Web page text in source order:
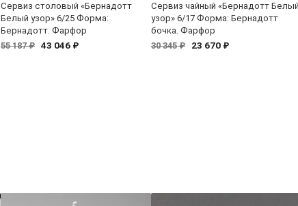
Сервиз столовый «Бернадотт
Белый узор» 6/25 Форма:
Бернадотт. Фарфор
55 187 ₽ 43 046 ₽
Сервиз чайный «Бернадотт Белый
узор» 6/17 Форма: Бернадотт
бочка. Фарфор
30 345 ₽
23 670 ₽